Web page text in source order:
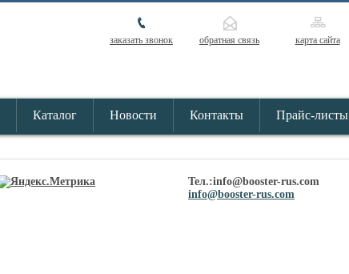
заказать звонок обратная связь карта сайта
Каталог Новости Контакты Прайс-листы
Тел.:info@booster-rus.com
info@booster-rus.com